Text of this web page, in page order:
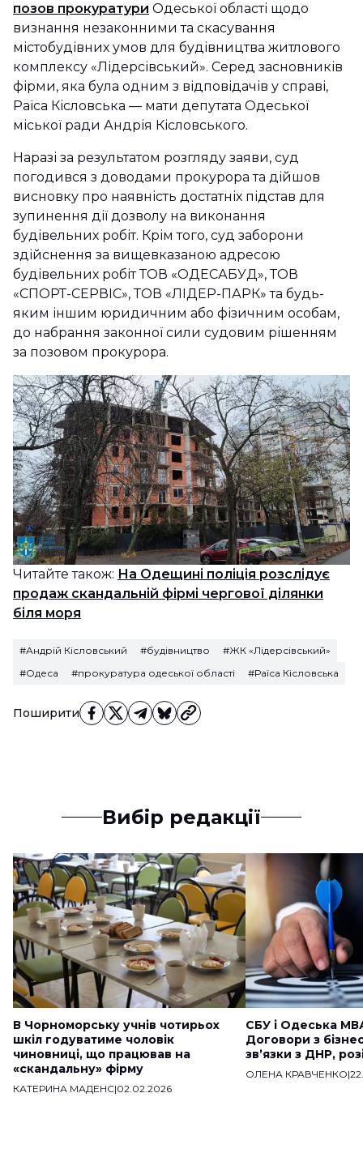
Поширити
позов прокуратури Одеської області щодо
визнання незаконними та скасування
містобудівних умов для будівництва житлового
комплексу «Лідерсівський». Серед засновників
фірми, яка була одним з відповідачів у справі,
Раїса Кісловська — мати депутата Одеської
міської ради Андрія Кісловського.
Наразі за результатом розгляду заяви, суд
погодився з доводами прокурора та дійшов
висновку про наявність достатніх підстав для
зупинення дії дозволу на виконання
будівельних робіт. Крім того, суд заборони
здійснення за вищевказаною адресою
будівельних робіт ТОВ «ОДЕСАБУД», ТОВ
«СПОРТ-СЕРВІС», ТОВ «ЛІДЕР-ПАРК» та будь-
яким іншим юридичним або фізичним особам,
до набрання законної сили судовим рішенням
за позовом прокурора.
Читайте також: На Одещині поліція розслідує
продаж скандальній фірмі чергової ділянки
біля моря
#Андрій Кісловський #будівництво
#ЖК «Лідерсівський»
#Одеса
#прокуратура одеської області #Раїса Кісловська
Вибір редакції
В Чорноморську учнів чотирьох
шкіл годуватиме чоловік
чиновниці, що працював на
«скандальну» фірму
КАТЕРИНА МАДЕНС|02.02.2026
СБУ і Одеська
Договори з
звʼязки з ДНР,
ОЛЕНА КРАВЧЕНКО|